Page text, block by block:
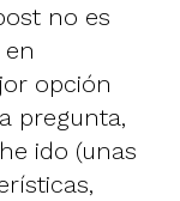
no es
opción
pregunta,
ido (unas